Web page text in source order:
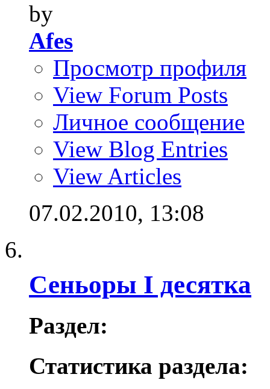
by
Afes
Просмотр профиля
View Forum Posts
Личное сообщение
View Blog Entries
View Articles
07.02.2010, 13:08
Сеньоры I десятка
Раздел:
Статистика раздела: